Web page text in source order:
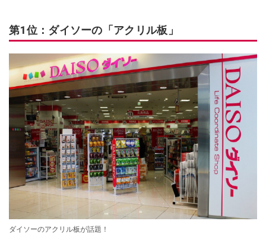
第1位：ダイソーの「アクリル板」
ダイソーのアクリル板が話題！